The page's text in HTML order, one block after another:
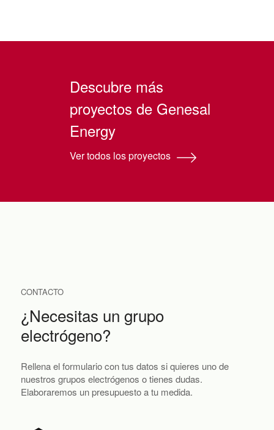
Descubre más
proyectos de Genesal
Energy
Ver todos los proyectos
CONTACTO
¿Necesitas un grupo
electrógeno?
Rellena el formulario con tus datos si quieres uno de
nuestros grupos electrógenos o tienes dudas.
Elaboraremos un presupuesto a tu medida.